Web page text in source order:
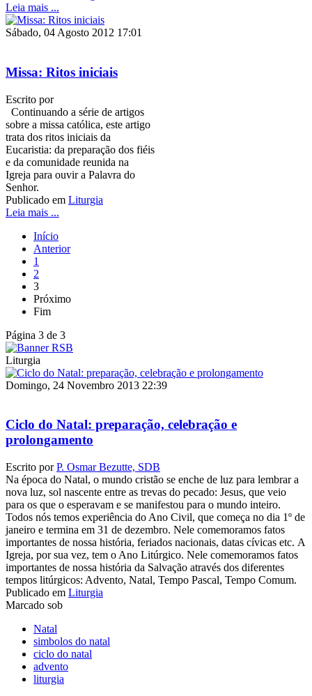
Leia mais ...
Sábado, 04 Agosto 2012 17:01
Missa: Ritos iniciais
Escrito por
Continuando a série de artigos
sobre a missa católica, este artigo
trata dos ritos iniciais da
Eucaristia: da preparação dos fiéis
e da comunidade reunida na
Igreja para ouvir a Palavra do
Senhor.
Publicado em Liturgia
Leia mais ...
Início
Anterior
1
2
3
Próximo
Fim
Página 3 de 3
Liturgia
Domingo, 24 Novembro 2013 22:39
Ciclo do Natal: preparação, celebração e
prolongamento
Escrito porP. Osmar Bezutte, SDB
Na época do Natal, o mundo cristão se enche de luz para lembrar a
nova luz, sol nascente entre as trevas do pecado: Jesus, que veio
para os que o esperavam e se manifestou para o mundo inteiro.
Todos nós temos experiência do Ano Civil, que começa no dia 1º de
janeiro e termina em 31 de dezembro. Nele comemoramos fatos
importantes de nossa história, feriados nacionais, datas cívicas etc. A
Igreja, por sua vez, tem o Ano Litúrgico. Nele comemoramos fatos
importantes de nossa história da Salvação através dos diferentes
tempos litúrgicos: Advento, Natal, Tempo Pascal, Tempo Comum.
Publicado em Liturgia
Marcado sob
Natal
simbolos do natal
ciclo do natal
advento
liturgia